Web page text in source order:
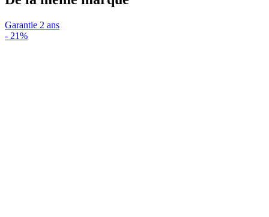
Garantie 2 ans
- 21%